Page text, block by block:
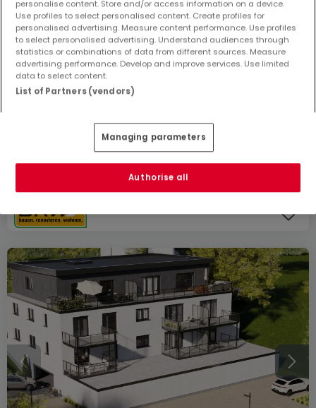
Wohnanlage « Neubauprojekt PERL » zum Kauf inPerl
Preis ab375.000 €
Von 76 bis 76m²
2
76 m² 375.000 €
personalise content. Store and/or access information on a device.
Use profiles to select personalised content. Create profiles for
personalised advertising. Measure content performance. Use profiles
to select personalised advertising. Understand audiences through
statistics or combinations of data from different sources. Measure
advertising performance. Develop and improve services. Use limited
data to select content.
List of Partners (vendors)
Managing parameters
Authorise all